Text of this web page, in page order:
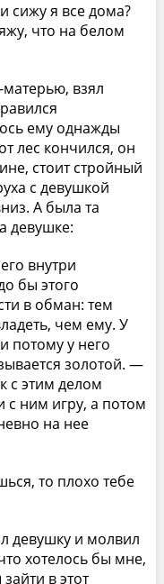
сижу я все дома?
что на белом
взял
ему однажды
лес кончился, он
стоит стройный
с девушкой
А была та
девушке:
внутри
бы этого
в обман: тем
чем ему. У
потому у него
золотой. —
с этим делом
с ним игру, а потом
на нее
то плохо тебе
девушку и молвил
хотелось бы мне,
в этот